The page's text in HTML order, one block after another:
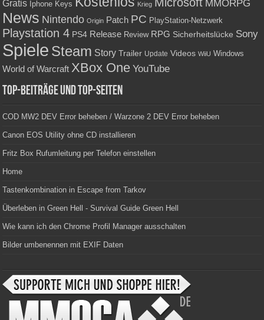
Gratis Iphone Keys Krieg MMORPG
News Nintendo Origin Patch PC PlayStation-Netzwerk
Playstation 4 PS4 Release Review RPG Sicherheitslücke Sony
Spiele Steam Story Trailer Update Videos WiiU Windows
World of Warcraft XBox One YouTube
Top-Beiträge und Top-Seiten
COD MW2 DEV Error beheben / Warzone 2 DEV Error beheben
Canon EOS Utility ohne CD installieren
Fritz Box Rufumleitung per Telefon einstellen
Home
Tastenkombination in Escape from Tarkov
Überleben in Green Hell - Survival Guide Green Hell
Wie kann ich den Chrome Profil Manager ausschalten
Bilder umbenennen mit EXIF Daten